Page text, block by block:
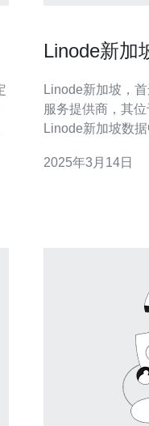
Linode新加
Linode新加坡，首选CN2网络
服务提供商，其
Linode新加坡数
络，具有高速、低延迟和
2025年3月14日